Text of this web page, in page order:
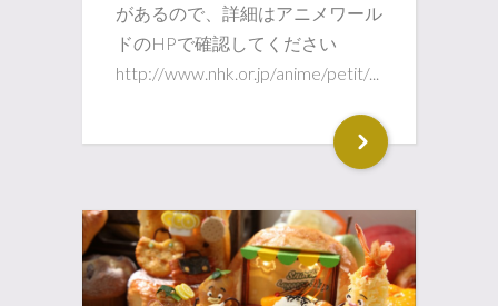
があるので、詳細はアニメワール
ドのHPで確認してください
http://www.nhk.or.jp/anime/petit/...